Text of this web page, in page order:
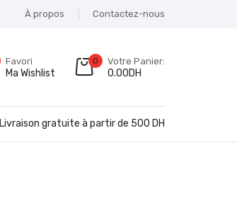
À propos Contactez-nous
Favori
Ma Wishlist
0 Votre Panier:
0.00DH
Livraison gratuite à partir de 500 DH